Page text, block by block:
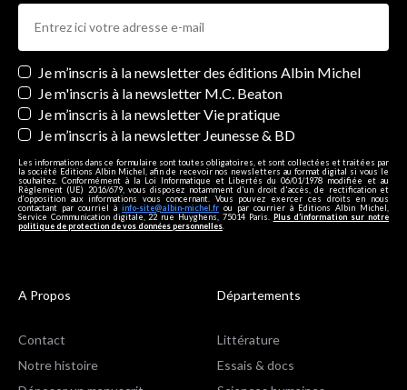
Newsletters
Je m’inscris à la newsletter des éditions Albin Michel
Je m'inscris à la newsletter M.C. Beaton
Je m’inscris à la newsletter Vie pratique
Je m’inscris à la newsletter Jeunesse & BD
Les informations dans ce formulaire sont toutes obligatoires, et sont collectées et traitées par
la société Editions Albin Michel, afin de recevoir nos newsletters au format digital si vous le
souhaitez. Conformément à la Loi Informatique et Libertés du 06/01/1978 modifiée et au
Règlement (UE) 2016/679, vous disposez notamment d'un droit d'accès, de rectification et
d’opposition aux informations vous concernant. Vous pouvez exercer ces droits en nous
contactant par courriel à info-site@albin-michel.fr ou par courrier à Editions Albin Michel,
Service Communication digitale, 22 rue Huyghens, 75014 Paris. Plus d’information sur notre
politique de protection de vos données personnelles
A Propos
Contact
Notre histoire
Départements
Littérature
Essais & docs